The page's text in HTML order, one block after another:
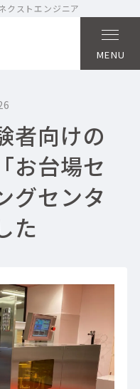
クストエンジニア
MENU
者向けの
お台場セ
グセンタ
た